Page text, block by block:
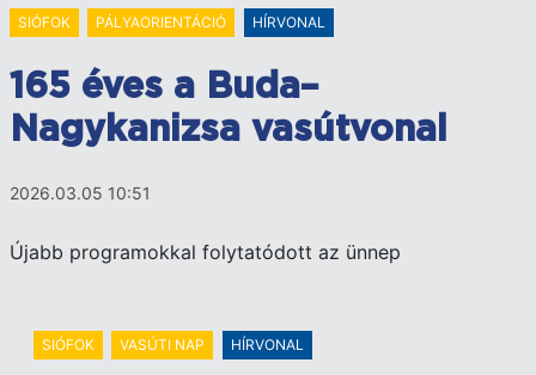
SIÓFOK PÁLYAORIENTÁCIÓ HÍRVONAL
165 éves a Buda–
Nagykanizsa vasútvonal
2026.03.05 10:51
Újabb programokkal folytatódott az ünnep
SIÓFOK VASÚTI NAP HÍRVONAL